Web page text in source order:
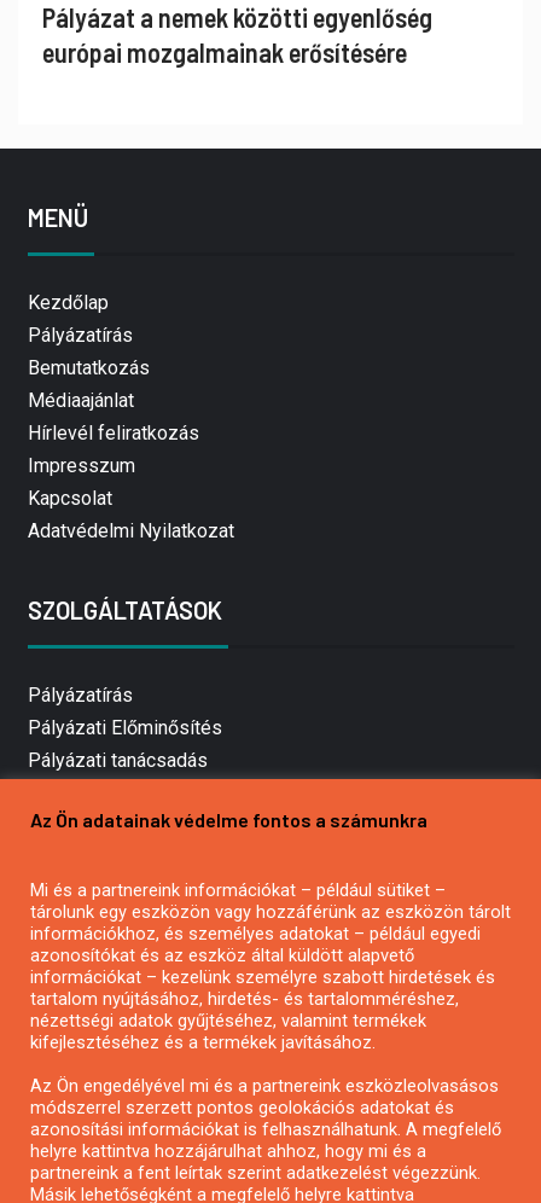
Pályázat a nemek közötti egyenlőség
európai mozgalmainak erősítésére
MENÜ
Kezdőlap
Pályázatírás
Bemutatkozás
Médiaajánlat
Hírlevél feliratkozás
Impresszum
Kapcsolat
Adatvédelmi Nyilatkozat
SZOLGÁLTATÁSOK
Pályázatírás
Pályázati Előminősítés
Pályázati tanácsadás
Mezőgazdasági pályázatírás
Pályázatírás civil szervezeteknek
Pályázatírás önkormányzatoknak
Pályázatfigyelés
Specifikus pályázatfigyelés vagy hírlevél
Pályázatok magánszemélyeknek
Pályázatok civil szervezeteknek
Az Ön adatainak védelme fontos a számunkra
Mi és a partnereink információkat – például sütiket –
tárolunk egy eszközön vagy hozzáférünk az eszközön tárolt
információkhoz, és személyes adatokat – például egyedi
azonosítókat és az eszköz által küldött alapvető
információkat – kezelünk személyre szabott hirdetések és
tartalom nyújtásához, hirdetés- és tartalomméréshez,
nézettségi adatok gyűjtéséhez, valamint termékek
kifejlesztéséhez és a termékek javításához.
Az Ön engedélyével mi és a partnereink eszközleolvasásos
módszerrel szerzett pontos geolokációs adatokat és
azonosítási információkat is felhasználhatunk. A megfelelő
helyre kattintva hozzájárulhat ahhoz, hogy mi és a
partnereink a fent leírtak szerint adatkezelést végezzünk.
Másik lehetőségként a megfelelő helyre kattintva